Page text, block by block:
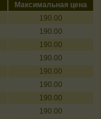
Максимальная цена
190.00
190.00
190.00
190.00
190.00
190.00
190.00
190.00